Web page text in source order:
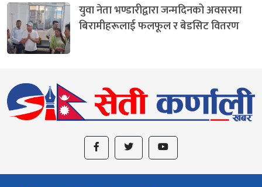
युवा नेता भण्डारीद्वारा जन्मदिनको अवसरमा
बिरामीहरूलाई फलफूल र बेडसिट वितरण